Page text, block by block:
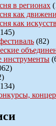
в регионах
как
как
(82)
инструменты